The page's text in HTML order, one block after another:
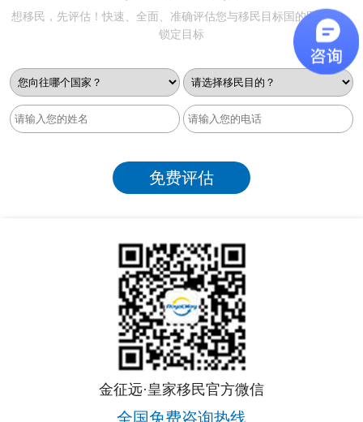
文件校对、资料归档工作，善于对接客户厘清材料要求，持续
钻研各国移民政策及文书标准，严谨把控文书基础细节，协助
想移民，先评估！快速、全面、准确评估您与移民目标国的匹配度，
锁定目标
金征远·皇家移民官方微信
全国免费咨询热线